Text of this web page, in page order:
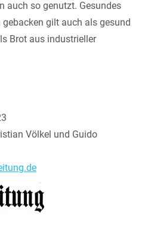
auch so genutzt. Gesundes
gilt auch als gesund
Brot aus industrieller
Völkel und Guido